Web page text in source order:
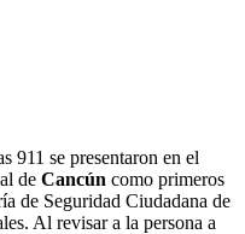
911 se presentaron en el
de Cancún como primeros
de Seguridad Ciudadana de
Al revisar a la persona a